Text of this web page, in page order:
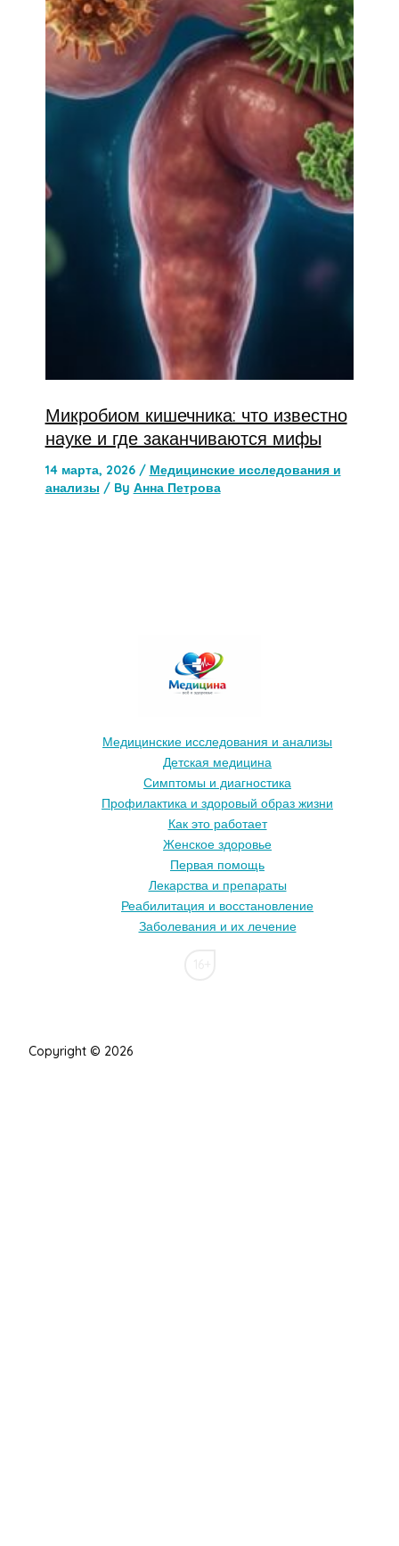
Микробиом кишечника: что известно
науке и где заканчиваются мифы
14 марта, 2026 / Медицинские исследования и
анализы / By Анна Петрова
Медицинские исследования и анализы
Детская медицина
Симптомы и диагностика
Профилактика и здоровый образ жизни
Как это работает
Женское здоровье
Первая помощь
Лекарства и препараты
Реабилитация и восстановление
Заболевания и их лечение
Copyright © 2026